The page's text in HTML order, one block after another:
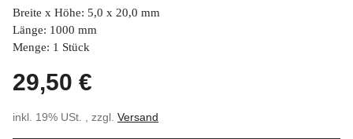
Breite x Höhe: 5,0 x 20,0 mm
Länge: 1000 mm
Menge: 1 Stück
29,50 €
inkl. 19% USt. , zzgl. Versand